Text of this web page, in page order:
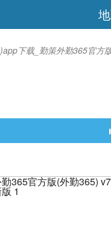
下载_勤策外勤365官方